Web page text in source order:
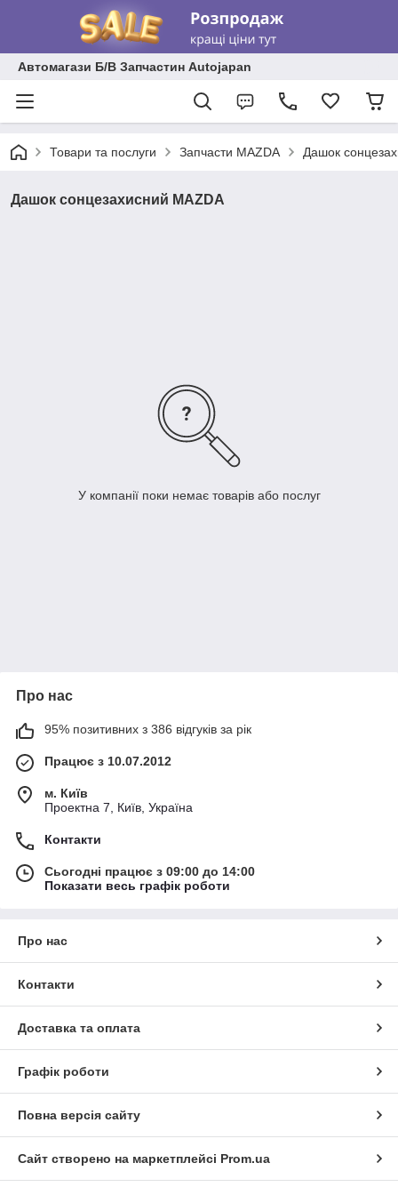
Автомагази Б/В Запчастин Autojapan
Товари та послуги Запчасти MAZDA Дашок
Дашок сонцезахисний MAZDA
У компанії поки немає товарів або послуг
Про нас
95% позитивних з 386 відгуків за рік
Працює з 10.07.2012
м. Київ
Проектна 7, Київ, Україна
Контакти
Сьогодні працює з 09:00 до 14:00
Показати весь графік роботи
Про нас
Контакти
Доставка та оплата
Графік роботи
Повна версія сайту
Сайт створено на маркетплейсі Prom.ua